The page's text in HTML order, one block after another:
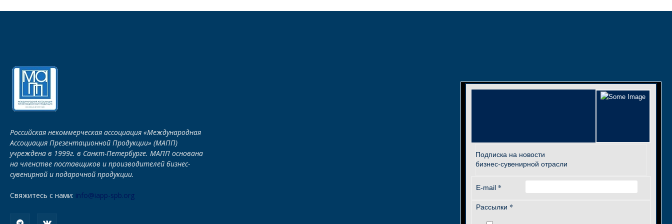
Российская некоммерческая ассоциация «Международная
Ассоциация Презентационной Продукции» (МАПП)
учреждена в 1999г. в Санкт-Петербурге. МАПП основана
на членстве поставщиков и производителей бизнес-
сувенирной и подарочной продукции.
Свяжитесь с нами: info@iapp-spb.org
Подписка на новости
бизнес-сувенирной отрасли
E-mail *
Рассылки *